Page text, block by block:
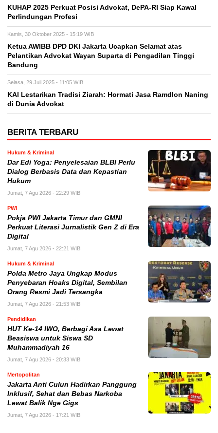
KUHAP 2025 Perkuat Posisi Advokat, DePA-RI Siap Kawal
Perlindungan Profesi
Kamis, 30 Oktober 2025 - 15:19 WIB
Ketua AWIBB DPD DKI Jakarta Ucapkan Selamat atas
Pelantikan Advokat Wayan Suparta di Pengadilan Tinggi
Bandung
Selasa, 29 Juli 2025 - 11:05 WIB
KAI Lestarikan Tradisi Ziarah: Hormati Jasa Ramdlon Naning
di Dunia Advokat
BERITA TERBARU
Hukum & Kriminal
Dar Edi Yoga: Penyelesaian BLBI Perlu
Dialog Berbasis Data dan Kepastian
Hukum
Jumat, 7 Agu 2026 - 22:29 WIB
PWI
Pokja PWI Jakarta Timur dan GMNI
Perkuat Literasi Jurnalistik Gen Z di Era
Digital
Jumat, 7 Agu 2026 - 22:21 WIB
Hukum & Kriminal
Polda Metro Jaya Ungkap Modus
Penyebaran Hoaks Digital, Sembilan
Orang Resmi Jadi Tersangka
Jumat, 7 Agu 2026 - 21:53 WIB
Pendidikan
HUT Ke-14 IWO, Berbagi Asa Lewat
Beasiswa untuk Siswa SD
Muhammadiyah 16
Jumat, 7 Agu 2026 - 20:33 WIB
Mertopolitan
Jakarta Anti Culun Hadirkan Panggung
Inklusif, Sehat dan Bebas Narkoba
Lewat Balik Nge Gigs
Jumat, 7 Agu 2026 - 17:21 WIB